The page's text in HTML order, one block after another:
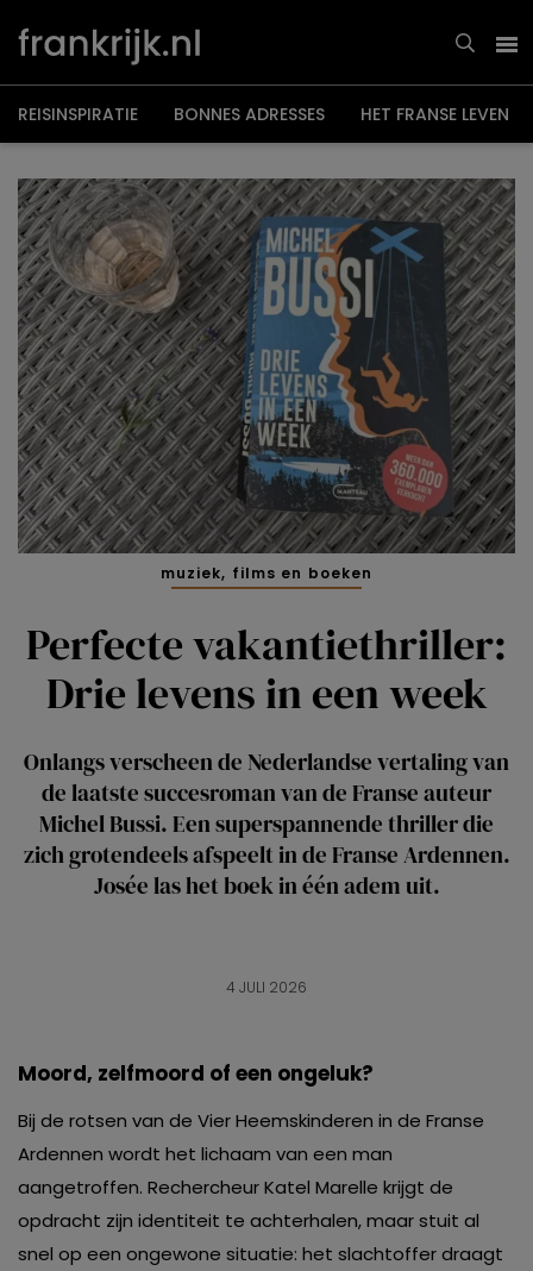
naar
inhoud
REISINSPIRATIE BONNES ADRESSES HET FRANSE LEVEN
muziek, films en boeken
Perfecte vakantiethriller:
Drie levens in een week
Onlangs verscheen de Nederlandse vertaling van
de laatste succesroman van de Franse auteur
Michel Bussi. Een superspannende thriller die
zich grotendeels afspeelt in de Franse Ardennen.
Josée las het boek in één adem uit.
4 JULI 2026
Moord, zelfmoord of een ongeluk?
Bij de rotsen van de Vier Heemskinderen in de Franse
Ardennen wordt het lichaam van een man
aangetroffen. Rechercheur Katel Marelle krijgt de
opdracht zijn identiteit te achterhalen, maar stuit al
snel op een ongewone situatie: het slachtoffer draagt